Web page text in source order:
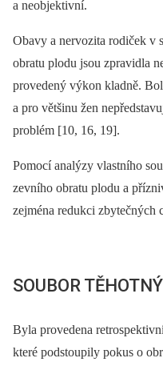
a neobjektivní.
Obavy a nervozita rodiček v
obratu plodu jsou zpravidla
provedený výkon kladně.
a pro většinu žen
problém [10, 16, 19].
Pomocí analýzy vlastního
zevního obratu plodu a
zejména redukci zbytečných
SOUBOR
Byla provedena
které podstoupily pokus o